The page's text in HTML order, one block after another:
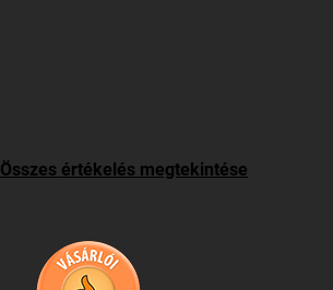
Összes értékelés megtekintése